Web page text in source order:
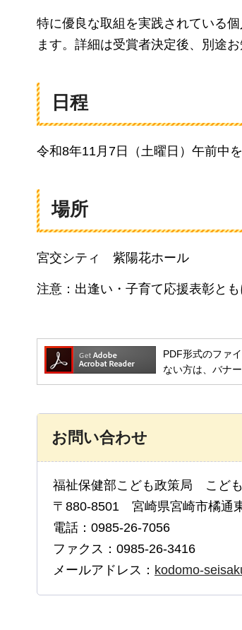
特に優良な取組を実践されている
ます。詳細は受賞者決定後、別途お
日程
令和8年11月7日（土曜日）午前中を
場所
宮交シティ 紫陽花ホール
注意：出逢い・子育て応援表彰と
PDF形式のファ
ない方は、バナ
お問い合わせ
福祉保健部こども政策局 こど
〒880-8501 宮崎県宮崎市橘通
電話：0985-26-7056
ファクス：0985-26-3416
メールアドレス： kodomo-